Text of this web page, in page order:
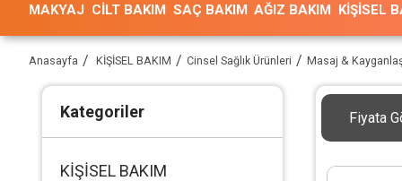
MAKYAJ CİLT BAKIM SAÇ BAKIM AĞIZ BAKIM KİŞİSEL
Anasayfa KİŞİSEL BAKIM Cinsel Sağlık Ürünleri Masaj &
Kategoriler
KİŞİSEL BAKIM
Fiyata